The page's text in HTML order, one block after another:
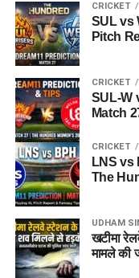
CRICKET
SUL vs
Pitch
CRICKET
SUL-W
Match
CRICKET
LNS vs
The
UDHAM
खटीमा
मामले की